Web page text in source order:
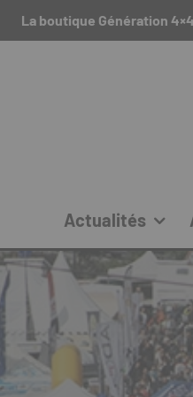
La boutique Génération 4×4
Actualités